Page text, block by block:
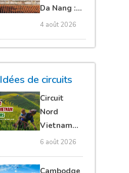
Da Nang :
que voir et
organiser sa
visite ?
4 août 2026
Idées de circuits
Circuit
Nord
Vietnam
15 jours :
loop en
6 août 2026
Cambodge